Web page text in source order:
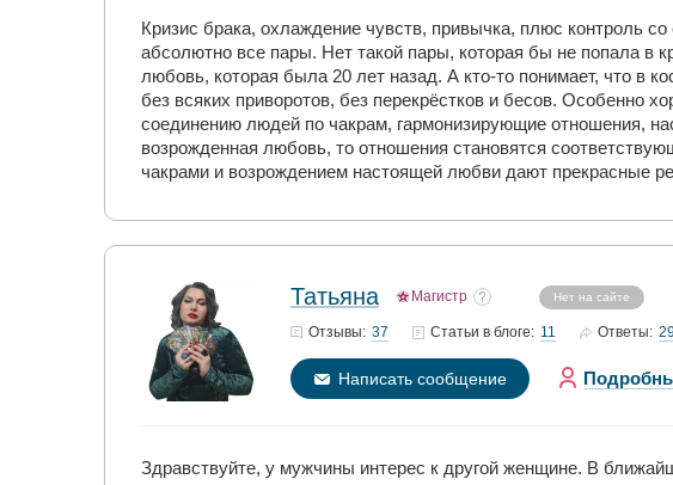
Кризис брака, охлаждение чувств, привычка, плюс контроль
абсолютно все пары. Нет такой пары, которая бы не попала в
любовь, которая была 20 лет назад. А кто-то понимает, что в
без всяких приворотов, без перекрёстков и бесов. Особенно
соединению людей по чакрам, гармонизирующие отношения,
возрожденная любовь, то отношения становятся
чакрами и возрождением настоящей любви дают прекрасные
Татьяна Магистр Нет на сайте
Отзывы: 37 Статьи в блоге: 11 Ответы:
Написать сообщение
Здравствуйте, у мужчины интерес к другой женщине. В